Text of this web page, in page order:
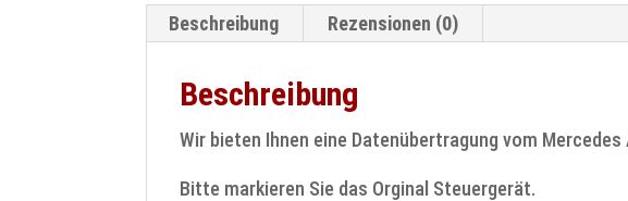
Beschreibung Rezensionen (0)
Beschreibung
Wir bieten Ihnen eine Datenübertragung vom
Bitte markieren Sie das Orginal Steuergerät.